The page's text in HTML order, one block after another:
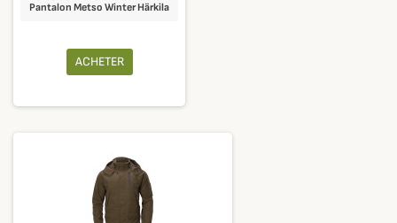
Pantalon Metso Winter Härkila
ACHETER